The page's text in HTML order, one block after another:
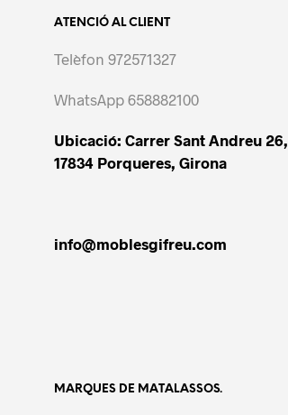
ATENCIÓ AL CLIENT
Telèfon 972571327
WhatsApp 658882100
Ubicació: Carrer Sant Andreu 26,
17834 Porqueres, Girona
info@moblesgifreu.com
MARQUES DE MATALASSOS.